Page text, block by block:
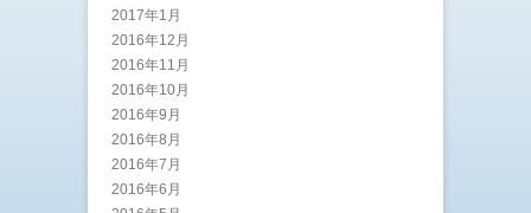
2017年1月
2016年12月
2016年11月
2016年10月
2016年9月
2016年8月
2016年7月
2016年6月